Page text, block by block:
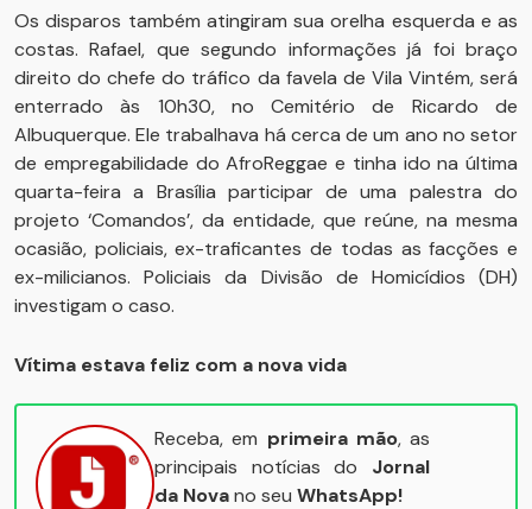
Os disparos também atingiram sua orelha esquerda e as
costas. Rafael, que segundo informações já foi braço
direito do chefe do tráfico da favela de Vila Vintém, será
enterrado às 10h30, no Cemitério de Ricardo de
Albuquerque. Ele trabalhava há cerca de um ano no setor
de empregabilidade do AfroReggae e tinha ido na última
quarta-feira a Brasília participar de uma palestra do
projeto ‘Comandos’, da entidade, que reúne, na mesma
ocasião, policiais, ex-traficantes de todas as facções e
ex-milicianos. Policiais da Divisão de Homicídios (DH)
investigam o caso.
Vítima estava feliz com a nova vida
Receba, em primeira mão, as
principais notícias do Jornal
da Novano seu WhatsApp!